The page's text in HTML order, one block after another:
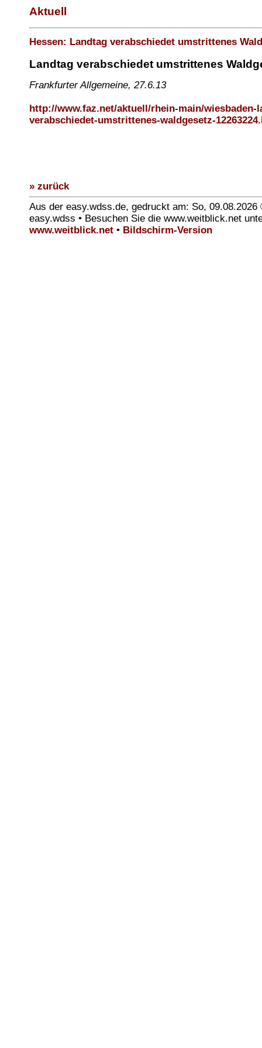
Aktuell
Hessen: Landtag verabschiedet umstrittenes
Landtag verabschiedet umstrittenes
Frankfurter Allgemeine, 27.6.13
http://www.faz.net/aktuell/rhein-main/wiesbaden-
verabschiedet-umstrittenes-waldgesetz-
» zurück
Aus der easy.wdss.de, gedruckt am: So, 09.08.2026
easy.wdss • Besuchen Sie die www.weitblick.net
www.weitblick.net • Bildschirm-Version